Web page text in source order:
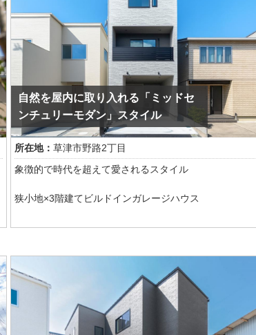
られるインテリアが、日々の暮らしに心地よい安らぎ
をもたらします。
主寝室には、ブラウンやグレーを中心とした落ち着い
たカラーリングを採用。窓辺に設けられたパーソナル
チェアは、読書やコーヒータイムを楽しみながら、移
りゆく都心の景色をゆったりと眺められる特別な場所
です。素材や色彩を丁寧に揃えることで、住まい全体
に統一感と上質感を生み出しています。
また、デザイン性だけでなく、日々の暮らしやすさに
も配慮された家具レイアウトや機能性も魅力のひと
心で過ごす時間をより豊かに彩ります。
洗練されたデザイン、心地よい寛ぎ、そして堂島とい
を存分に味わうための住まいがあります。
自然を屋内に取り入れる「ミッドセ
ンチュリーモダン」スタイル
所在地： 草津市野路2丁目
象徴的で時代を超えて愛されるスタイル
狭小地×3階建てビルドインガレージハウス
ミッドセンチュリーモダンスタイルを特徴とした内観
シンプルで機能性を重視した、実用的なデザインです
空間を余すことなく活用し、家具も含めたトータルコ
ミッドセンチュリーモダンの建築では、人工物と自然
の融合が重要とされています。観葉植物や、自然モチ